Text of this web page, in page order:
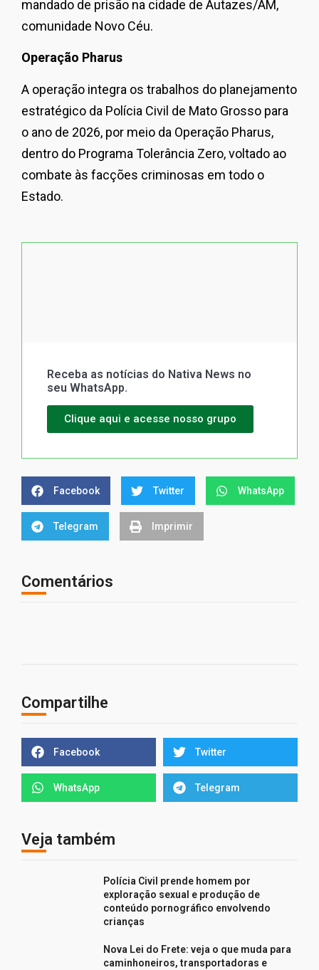
mandado de prisão na cidade de Autazes/AM,
comunidade Novo Céu.
Operação Pharus
A operação integra os trabalhos do planejamento
estratégico da Polícia Civil de Mato Grosso para
o ano de 2026, por meio da Operação Pharus,
dentro do Programa Tolerância Zero, voltado ao
combate às facções criminosas em todo o
Estado.
Receba as notícias do Nativa News no
seu WhatsApp.
Clique aqui e acesse nosso grupo
Facebook Twitter WhatsApp
Telegram Imprimir
Comentários
Compartilhe
Facebook Twitter
WhatsApp Telegram
Veja também
Polícia Civil prende homem por
exploração sexual e produção de
conteúdo pornográfico envolvendo
crianças
Nova Lei do Frete: veja o que muda para
caminhoneiros, transportadoras e